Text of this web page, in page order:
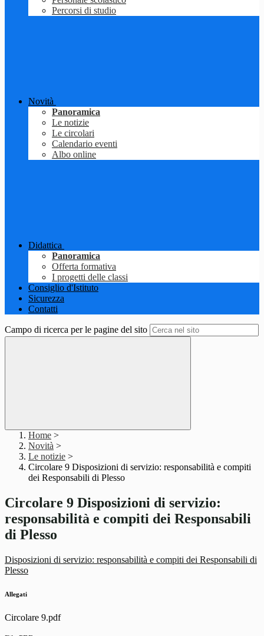
Percorsi di studio
Novità
Panoramica
Le notizie
Le circolari
Calendario eventi
Albo online
Didattica
Panoramica
Offerta formativa
I progetti delle classi
Consiglio d'Istituto
Sicurezza
Contatti
Campo di ricerca per le pagine del sito
Home >
Novità >
Le notizie >
Circolare 9 Disposizioni di servizio: responsabilità e compiti
dei Responsabili di Plesso
Circolare 9 Disposizioni di servizio:
responsabilità e compiti dei Responsabili
di Plesso
Disposizioni di servizio: responsabilità e compiti dei Responsabili di
Plesso
Allegati
Circolare 9.pdf